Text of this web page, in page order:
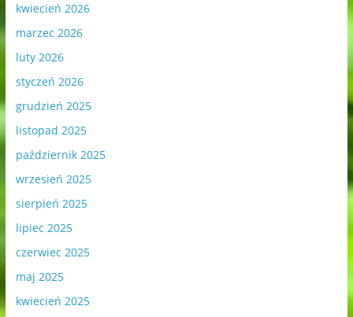
kwiecień 2026
marzec 2026
luty 2026
styczeń 2026
grudzień 2025
listopad 2025
październik 2025
wrzesień 2025
sierpień 2025
lipiec 2025
czerwiec 2025
maj 2025
kwiecień 2025